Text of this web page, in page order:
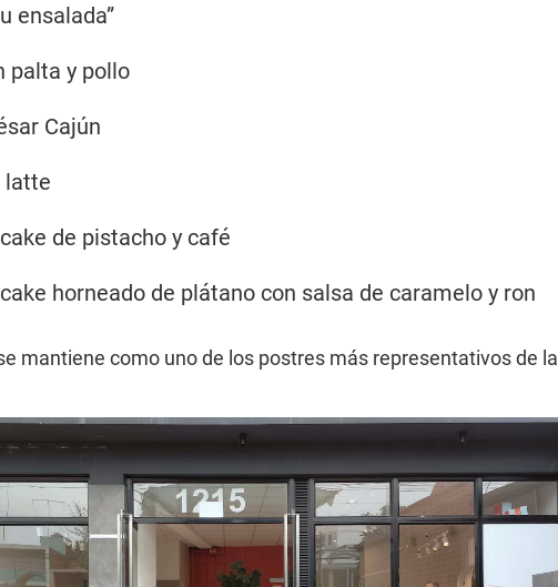
ensalada”
palta y pollo
Cajún
latte
de pistacho y café
horneado de plátano con salsa de caramelo y ron
mantiene como uno de los postres más representativos de la